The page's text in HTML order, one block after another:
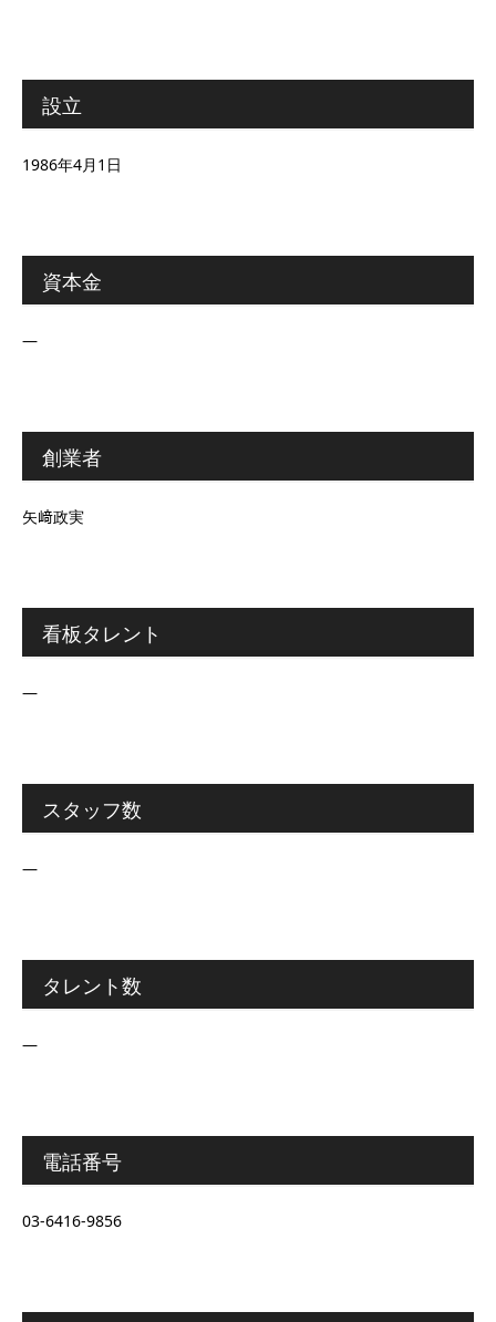
設立
1986年4月1日
資本金
―
創業者
矢﨑政実
看板タレント
―
スタッフ数
―
タレント数
―
電話番号
03-6416-9856